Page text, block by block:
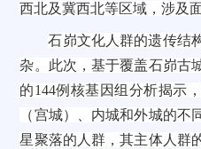
西北及冀西北等区域，涉及
石峁文化人群的遗传结
杂。此次，基于覆盖石峁古
的144例核基因组分析揭示
（宫城）、内城和外城的不
星聚落的人群，其主体人群